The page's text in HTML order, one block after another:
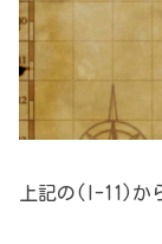
上記の(I-11)か